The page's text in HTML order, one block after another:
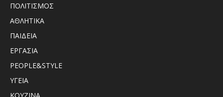
ΠΟΛΙΤΙΣΜΟΣ
ΑΘΛΗΤΙΚΑ
ΠΑΙΔΕΙΑ
ΕΡΓΑΣΙΑ
PEOPLE&STYLE
ΥΓΕΙΑ
ΚΟΥΖΙΝΑ